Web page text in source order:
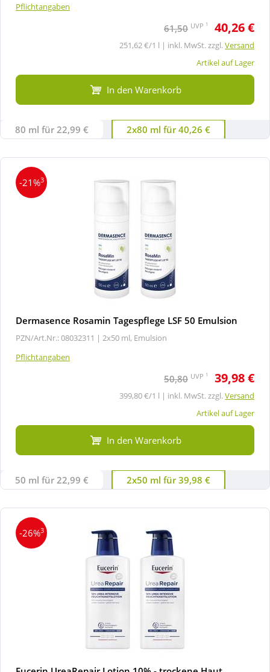
Pflichtangaben
61,50 UVP 1 40,26 €
251,62 €/1 l | inkl. MwSt. zzgl.Versand
Artikel auf Lager
In den Warenkorb
80 ml für 22,99 € 2x80 ml für 40,26 €
-21%3
Dermasence Rosamin Tagespflege LSF 50 Emulsion
PZN/Art.Nr.: 08032311 | 2x50 ml, Emulsion
Pflichtangaben
50,80 UVP 1 39,98 €
399,80 €/1 l | inkl. MwSt. zzgl.Versand
Artikel auf Lager
In den Warenkorb
50 ml für 22,99 € 2x50 ml für 39,98 €
-26%3